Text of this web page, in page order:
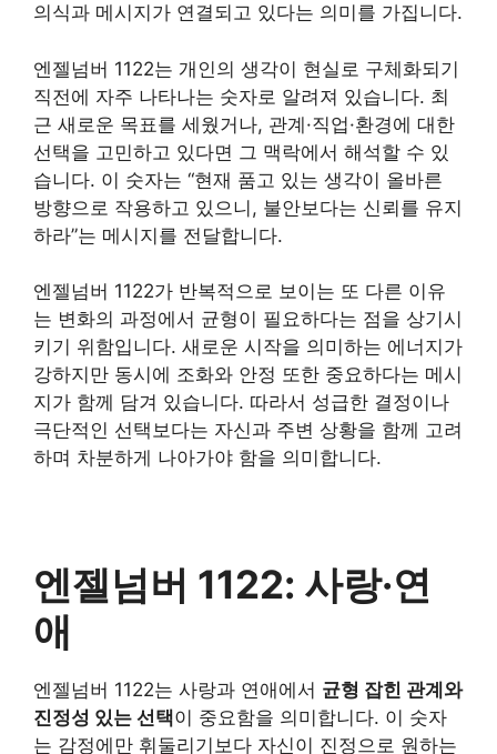
의식과 메시지가 연결되고 있다는 의미를 가집니다.
엔젤넘버 1122는 개인의 생각이 현실로 구체화되기
직전에 자주 나타나는 숫자로 알려져 있습니다. 최
근 새로운 목표를 세웠거나, 관계·직업·환경에 대한
선택을 고민하고 있다면 그 맥락에서 해석할 수 있
습니다. 이 숫자는 “현재 품고 있는 생각이 올바른
방향으로 작용하고 있으니, 불안보다는 신뢰를 유지
하라”는 메시지를 전달합니다.
엔젤넘버 1122가 반복적으로 보이는 또 다른 이유
는 변화의 과정에서 균형이 필요하다는 점을 상기시
키기 위함입니다. 새로운 시작을 의미하는 에너지가
강하지만 동시에 조화와 안정 또한 중요하다는 메시
지가 함께 담겨 있습니다. 따라서 성급한 결정이나
극단적인 선택보다는 자신과 주변 상황을 함께 고려
하며 차분하게 나아가야 함을 의미합니다.
엔젤넘버 1122: 사랑·연
애
엔젤넘버 1122는 사랑과 연애에서 균형 잡힌 관계와
진정성 있는 선택이 중요함을 의미합니다. 이 숫자
는 감정에만 휘둘리기보다 자신이 진정으로 원하는